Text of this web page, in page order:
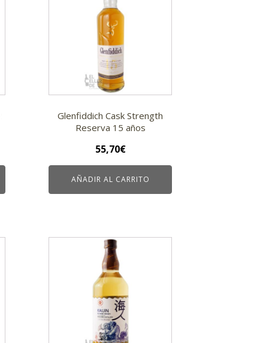
Glenfiddich Cask Strength
Reserva 15 años
55,70€
AÑADIR AL CARRITO